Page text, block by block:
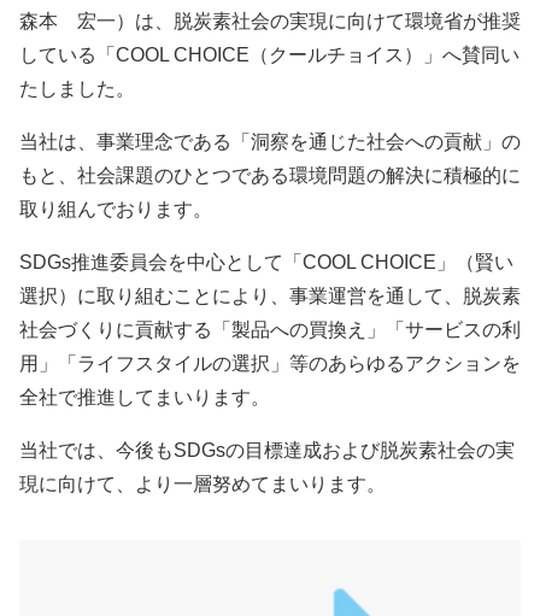
森本 宏一）は、脱炭素社会の実現に向けて環境省が推奨
している「COOL CHOICE（クールチョイス）」へ賛同い
たしました。
当社は、事業理念である「洞察を通じた社会への貢献」の
もと、社会課題のひとつである環境問題の解決に積極的に
取り組んでおります。
SDGs推進委員会を中心として「COOL CHOICE」（賢い
選択）に取り組むことにより、事業運営を通して、脱炭素
社会づくりに貢献する「製品への買換え」「サービスの利
用」「ライフスタイルの選択」等のあらゆるアクションを
全社で推進してまいります。
当社では、今後もSDGsの目標達成および脱炭素社会の実
現に向けて、より一層努めてまいります。